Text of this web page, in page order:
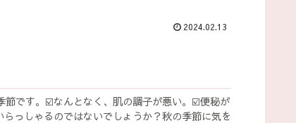
2024.02.13
節です。☑️なんとなく、肌の調子が悪い。☑️便秘が
っしゃるのではないでしょうか？秋の季節に気を